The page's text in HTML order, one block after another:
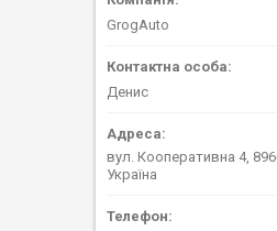
GrogAuto
Денис
вул. Кооперативна 4,
Україна